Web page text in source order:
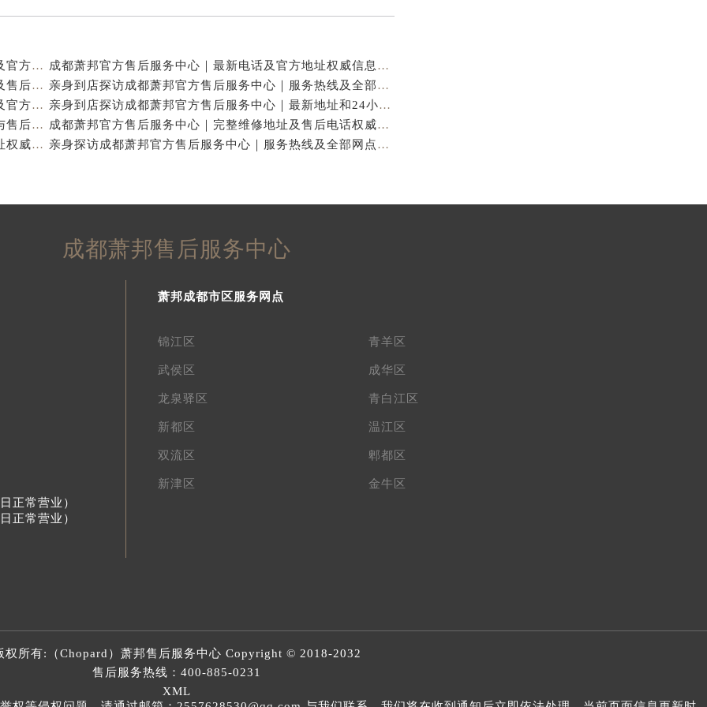
亲身到店探访成都萧邦官方售后服务中心｜最新电话及官方地址（2026年7月最新）
成都萧邦官方售后服务中心｜最新电话及官方地址权威信息公示（2026年7月最新）
亲身到店探访成都萧邦官方售后服务中心｜网点地址及售后热线（2026年7月最新）
亲身到店探访成都萧邦官方售后服务中心｜服务热线及全部网点地址（2026年7月最新）
亲身探访成都萧邦官方售后服务中心｜完整网点地址及官方热线（2026年7月最新）
亲身到店探访成都萧邦官方售后服务中心｜最新地址和24小时售后电话（2026年7月最新）
亲身到店探访成都萧邦官方售后服务中心｜详细地址与售后服务电话（2026年7月最新）
成都萧邦官方售后服务中心｜完整维修地址及售后电话权威信息公示（2026年7月最新）
成都萧邦官方售后服务中心｜完整官方电话和网点地址权威信息公示（2026年7月最新）
亲身探访成都萧邦官方售后服务中心｜服务热线及全部网点地址（2026年7月最新）
成都萧邦售后服务中心
正常营业）
正常营业）
萧邦成都市区服务网点
锦江区 青羊区
武侯区 成华区
龙泉驿区 青白江区
新都区 温江区
双流区 郫都区
新津区 金牛区
权所有:（Chopard） 萧邦售后服务中心 Copyright © 2018-2032
售后服务热线： 400-885-0231
XML